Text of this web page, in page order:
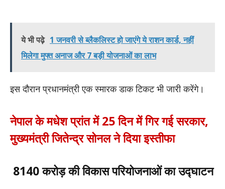
ये भी पढ़े 1 जनवरी से ब्लैकलिस्ट हो जाएंगे ये राशन कार्ड, नहीं
मिलेगा मुफ्त अनाज और 7 बड़ी योजनाओं का लाभ
इस दौरान प्रधानमंत्री एक स्मारक डाक टिकट भी जारी करेंगे।
नेपाल के मधेश प्रांत में 25 दिन में गिर गई सरकार,
मुख्यमंत्री जितेन्द्र सोनल ने दिया इस्तीफा
8140 करोड़ की विकास परियोजनाओं का उद्घाटन